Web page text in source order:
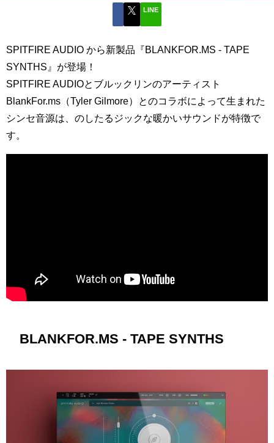
LINE
SPITFIRE AUDIO から新製品『BLANKFOR.MS - TAPE
SYNTHS』が登場！
SPITFIRE AUDIOとブルックリンのアーティスト
BlankFor.ms（Tyler Gilmore）とのコラボによって生まれた
シンセ音源は、のしたるジックな暖かいサウンドが特徴で
す。
BLANKFOR.MS - TAPE SYNTHS